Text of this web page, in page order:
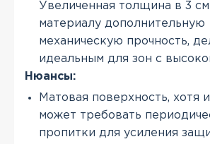
Увеличенная толщина в 3
материалу дополнительную
механическую прочность,
идеальным для зон с
Нюансы:
Матовая поверхность, хотя
может требовать
пропитки для усиления